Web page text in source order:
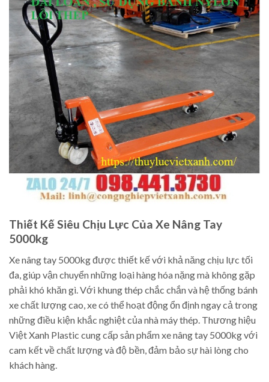
Thiết Kế Siêu Chịu Lực Của Xe Nâng Tay
5000kg
Xe nâng tay 5000kg được thiết kế với khả năng chịu lực tối
đa, giúp vận chuyển những loại hàng hóa nặng mà không gặp
phải khó khăn gì. Với khung thép chắc chắn và hệ thống bánh
xe chất lượng cao, xe có thể hoạt động ổn định ngay cả trong
những điều kiện khắc nghiệt của nhà máy thép. Thương hiệu
Việt Xanh Plastic cung cấp sản phẩm xe nâng tay 5000kg với
cam kết về chất lượng và độ bền, đảm bảo sự hài lòng cho
khách hàng.